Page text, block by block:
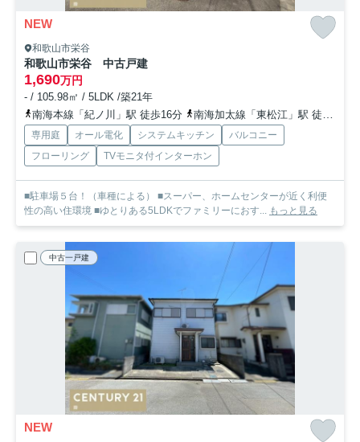
NEW
和歌山市栄谷
和歌山市栄谷 中古戸建
1,690万円
- / 105.98㎡ / 5LDK /築21年
南海本線「紀ノ川」駅 徒歩16分
南海加太線「東松江」駅 徒歩24分
専用庭 オール電化 システムキッチン
バルコニー
フローリング
TVモニタ付インターホン
■駐車場５台！（車種による） ■スーパー、ホームセンターが近く利便
性の高い住環境 ■ゆとりある5LDKでファミリーにおす...
もっと見る
中古一戸建
NEW